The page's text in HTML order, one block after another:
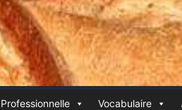
Voca­bu­laire